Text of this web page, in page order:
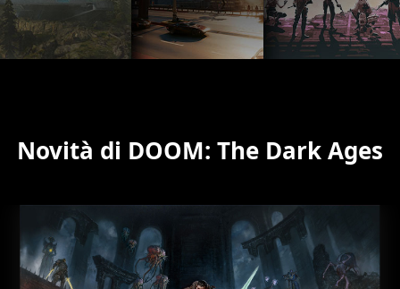
Novità di DOOM: The Dark Ages